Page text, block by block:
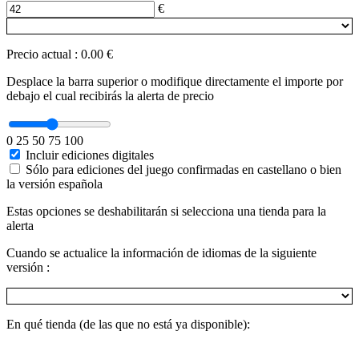
€
Precio actual : 0.00 €
Desplace la barra superior o modifique directamente el importe por
debajo el cual recibirás la alerta de precio
0 25 50 75 100
Incluir ediciones digitales
Sólo para ediciones del juego confirmadas en castellano o bien
la versión española
Estas opciones se deshabilitarán si selecciona una tienda para la
alerta
Cuando se actualice la información de idiomas de la siguiente
versión :
En qué tienda (de las que no está ya disponible):